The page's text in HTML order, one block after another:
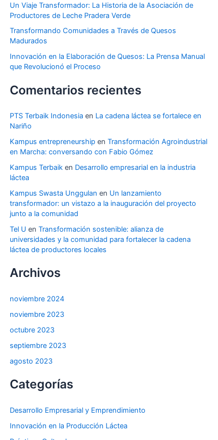
Un Viaje Transformador: La Historia de la Asociación de
Productores de Leche Pradera Verde
Transformando Comunidades a Través de Quesos
Madurados
Innovación en la Elaboración de Quesos: La Prensa Manual
que Revolucionó el Proceso
Comentarios recientes
PTS Terbaik Indonesia en La cadena láctea se fortalece en
Nariño
Kampus entrepreneurship en Transformación Agroindustrial
en Marcha: conversando con Fabio Gómez
Kampus Terbaik en Desarrollo empresarial en la industria
láctea
Kampus Swasta Unggulan en Un lanzamiento
transformador: un vistazo a la inauguración del proyecto
junto a la comunidad
Tel U en Transformación sostenible: alianza de
universidades y la comunidad para fortalecer la cadena
láctea de productores locales
Archivos
noviembre 2024
noviembre 2023
octubre 2023
septiembre 2023
agosto 2023
Categorías
Desarrollo Empresarial y Emprendimiento
Innovación en la Producción Láctea